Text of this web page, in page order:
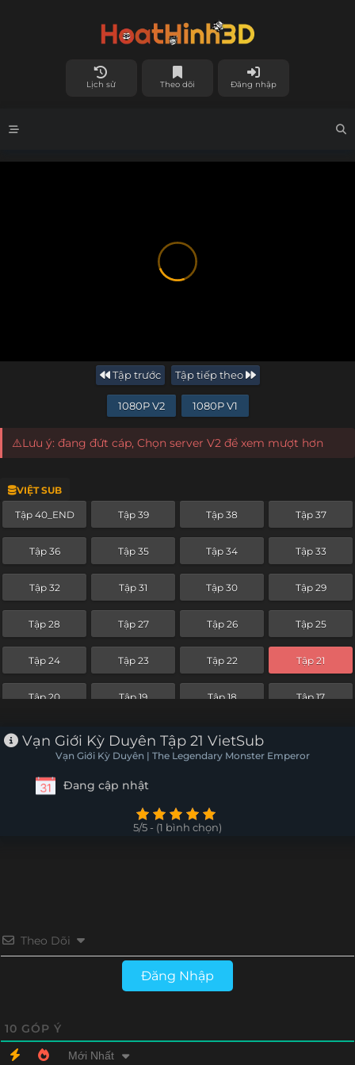
Lịch sử Theo dõi Đăng nhập
Tập trước Tập tiếp theo
1080P V2 1080P V1
⚠️Lưu ý: đang đứt cáp, Chọn server V2 để xem mượt hơn
VIỆT SUB
Tập 40_END Tập 39 Tập 38 Tập 37
Tập 36 Tập 35 Tập 34 Tập 33
Tập 32 Tập 31 Tập 30 Tập 29
Tập 28 Tập 27 Tập 26 Tập 25
Tập 24 Tập 23 Tập 22 Tập 21
Tập 20 Tập 19 Tập 18 Tập 17
Tập 16 Tập 15 Tập 14
Tập 7 Tập 6
Vạn Giới Kỳ Duyên Tập 21 VietSub
Vạn Giới Kỳ Duyên | The Legendary Monster Emperor
Đang cập nhật
5/5 - (1 bình chọn)
Theo Dõi
Đăng Nhập
10 GÓP Ý
Mới Nhất